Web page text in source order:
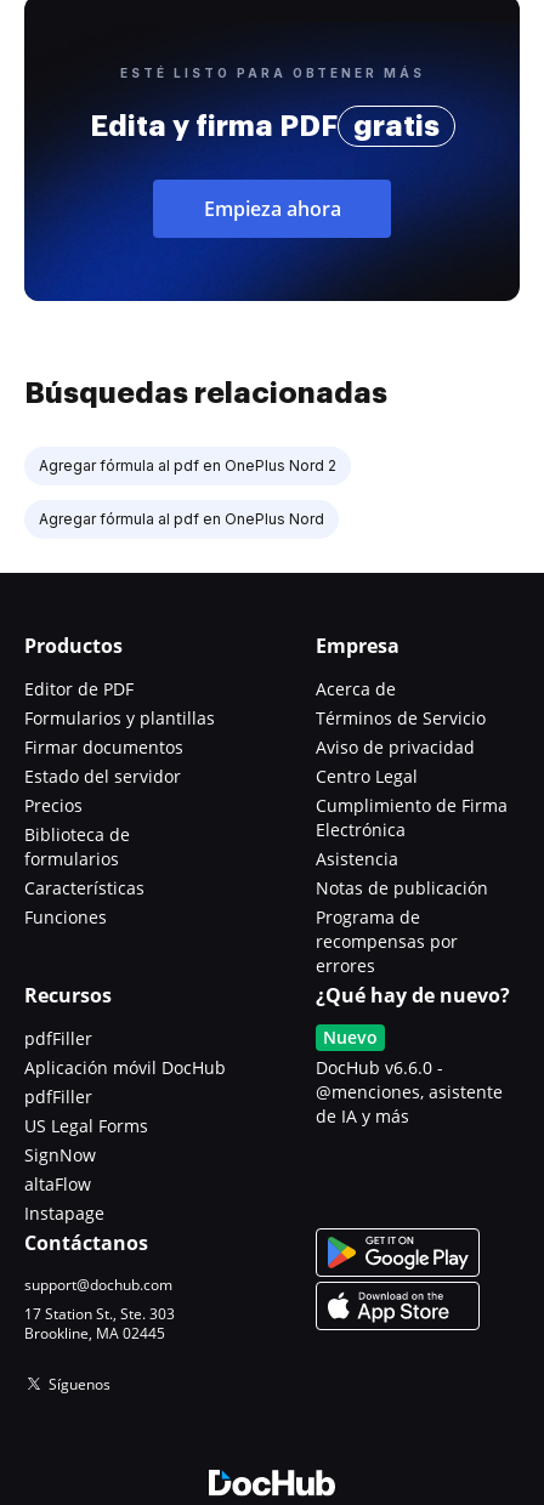
ESTÉ LISTO PARA OBTENER MÁS
Edita y firma PDF gratis
Empieza ahora
Búsquedas relacionadas
Agregar fórmula al pdf en OnePlus Nord 2
Agregar fórmula al pdf en OnePlus Nord
Productos
Editor de PDF
Formularios y plantillas
Firmar documentos
Estado del servidor
Precios
Biblioteca de
formularios
Características
Funciones
Empresa
Acerca de
Términos de Servicio
Aviso de privacidad
Centro Legal
Cumplimiento de Firma
Electrónica
Asistencia
Notas de publicación
Programa de
recompensas por
errores
Recursos
pdfFiller
Aplicación móvil DocHub
pdfFiller
US Legal Forms
SignNow
altaFlow
Instapage
¿Qué hay de nuevo?
Nuevo
DocHub v6.6.0 -
@menciones, asistente
de IA y más
Contáctanos
support@dochub.com
17 Station St., Ste. 303
Brookline, MA 02445
Síguenos